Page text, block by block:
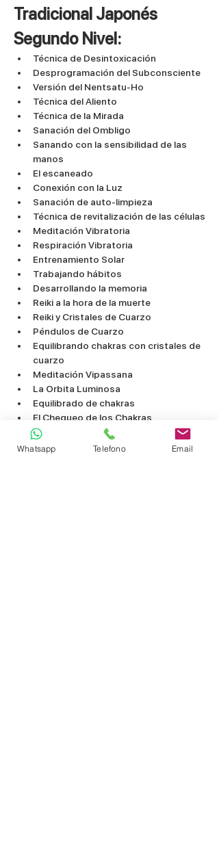
Tradicional Japonés
Segundo Nivel:
Técnica de Desintoxicación
Desprogramación del Subconsciente
Versión del Nentsatu-Ho
Técnica del Aliento
Técnica de la Mirada
Sanación del Ombligo
Sanando con la sensibilidad de las
manos
El escaneado
Conexión con la Luz
Sanación de auto-limpieza
Técnica de revitalización de las células
Meditación Vibratoria
Respiración Vibratoria
Entrenamiento Solar
Trabajando hábitos
Desarrollando la memoria
Reiki a la hora de la muerte
Reiki y Cristales de Cuarzo
Péndulos de Cuarzo
Equilibrando chakras con cristales de
cuarzo
Meditación Vipassana
La Orbita Luminosa
Equilibrado de chakras
El Chequeo de los Chakras
Guía de conocimiento de los chakras
Listado origen emocional de la
Whatsapp Telefono Email